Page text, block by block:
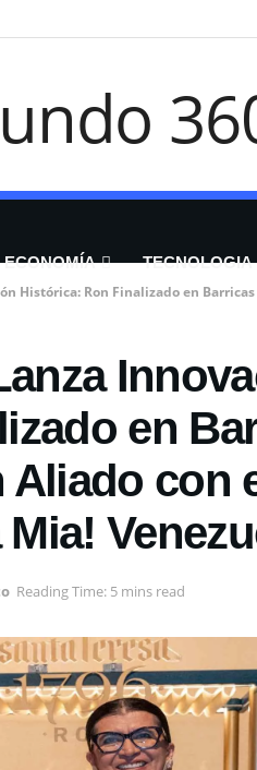
ECONOMÍA TECNOLOGIA
Histórica: Ron Finalizado en Barricas
en
Aliado con
Reading Time: 5 mins read